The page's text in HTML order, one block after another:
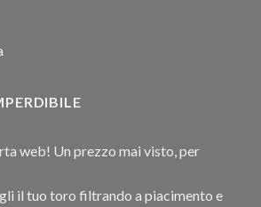
web! Un prezzo mai visto, per
il tuo toro filtrando a piacimento e